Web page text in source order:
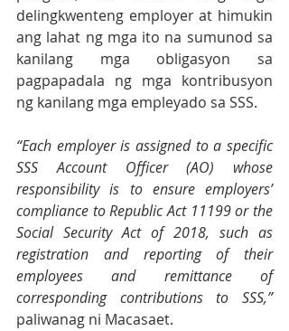
delingkwenteng employer at himukin
ang lahat ng mga ito na sumunod sa
kanilang mga obligasyon sa
pagpapadala ng mga kontribusyon
ng kanilang mga empleyado sa SSS.
“Each employer is assigned to a specific
SSS Account Officer (AO) whose
responsibility is to ensure employers’
compliance to Republic Act 11199 or the
Social Security Act of 2018, such as
registration and reporting of their
employees and remittance of
corresponding contributions to SSS,”
paliwanag ni Macasaet.